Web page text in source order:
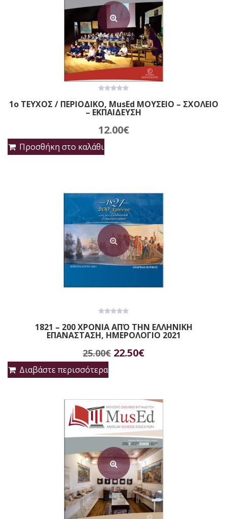
out
of
1ο ΤΕΥΧΟΣ / ΠΕΡΙΟΔΙΚΟ, MusEd ΜΟΥΣΕΙΟ – ΣΧΟΛΕΙΟ
– ΕΚΠΑΙΔΕΥΣΗ
12.00€
Προσθήκη στο καλάθι
out
of
5
1821 – 200 ΧΡΟΝΙΑ ΑΠΌ ΤΗΝ ΕΛΛΗΝΙΚΗ
ΕΠΑΝΑΣΤΑΣΗ, ΗΜΕΡΟΛΟΓΙΟ 2021
25.00€ Original
25.00€.
22.50€Η
είναι:
22.50€.
Διαβάστε περισσότερα